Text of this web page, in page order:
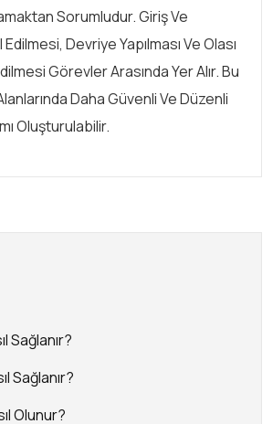
Sorumludur. Giriş Ve
Edilmesi, Devriye Yapılması Ve Olası
Görevler Arasında Yer Alır. Bu
Daha Güvenli Ve Düzenli
Oluşturulabilir.
Sağlanır?
Sağlanır?
Olunur?